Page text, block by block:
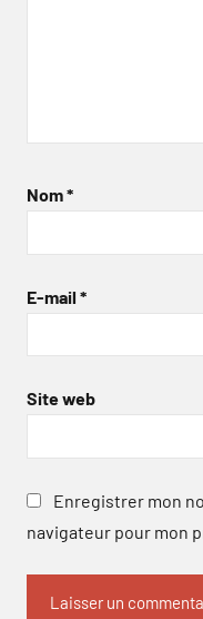
Nom*
E-mail *
Site web
Enregistrer mon
navigateur pour mon